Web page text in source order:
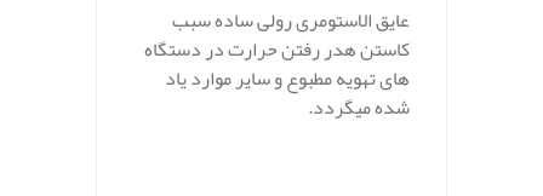
عایق الاستومری رولی ساده سبب
کاستن هدر رفتن حرارت در دستگاه
های تهویه مطبوع و سایر موارد یاد
شده میگردد.